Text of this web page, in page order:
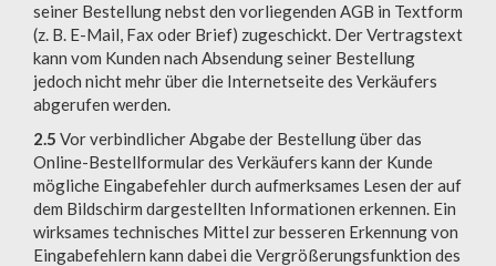
seiner Bestellung nebst den vorliegenden AGB in Textform
(z. B. E-Mail, Fax oder Brief) zugeschickt. Der Vertragstext
kann vom Kunden nach Absendung seiner Bestellung
jedoch nicht mehr über die Internetseite des Verkäufers
abgerufen werden.
2.5 Vor verbindlicher Abgabe der Bestellung über das
Online-Bestellformular des Verkäufers kann der Kunde
mögliche Eingabefehler durch aufmerksames Lesen der auf
dem Bildschirm dargestellten Informationen erkennen. Ein
wirksames technisches Mittel zur besseren Erkennung von
Eingabefehlern kann dabei die Vergrößerungsfunktion des